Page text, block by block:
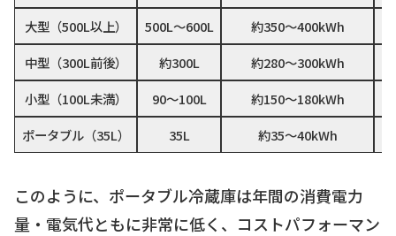
大型（500L以上）
500L〜600L 約350〜400kWh
中型（300L前後）
約300L 約280〜300kWh
小型（100L未満）
90〜100L 約150〜180kWh
ポータブル（35L）
35L 約35〜40kWh
このように、ポータブル冷蔵庫は年間の消費電力
量・電気代ともに非常に低く、コストパフォーマン